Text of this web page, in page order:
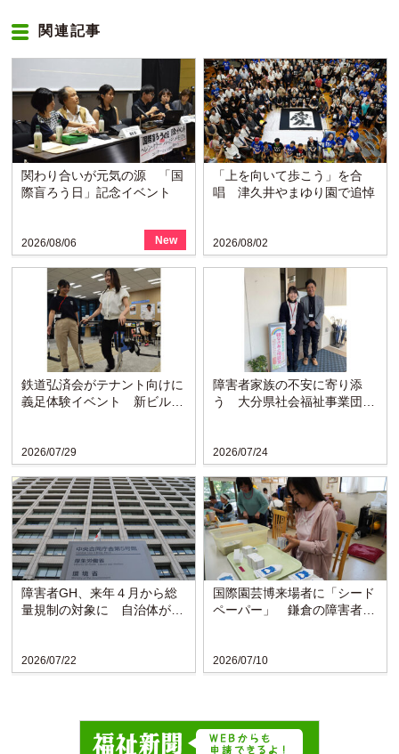
関連記事
2026/08/06 New
関わり合いが元気の源 「国
際盲ろう日」記念イベント
2026/08/02
「上を向いて歩こう」を合
唱 津久井やまゆり園で追悼
2026/07/29
鉄道弘済会がテナント向けに
義足体験イベント 新ビルの
2026/07/24
障害者家族の不安に寄り添
う 大分県社会福祉事業団の
2026/07/22
障害者GH、来年４月から総
量規制の対象に 自治体がサ
2026/07/10
国際園芸博来場者に「シード
ペーパー」 鎌倉の障害者施